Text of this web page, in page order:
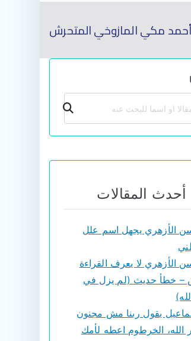
مكي المازوخي المتحرش
بحث
أحدث المقالات
الأزهري يجهل اسم علل
الأزهري لا يعرف القراءة
– خطأ حديث (لم يزل في
يقول ربنا مش مجنون
الله، الخرطوم اعطه لأمك